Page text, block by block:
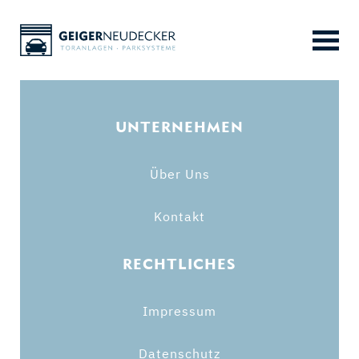
UNTERNEHMEN
Über Uns
Kontakt
RECHTLICHES
Impressum
Datenschutz